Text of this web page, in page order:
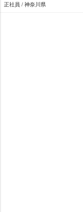
正社員 / 神奈川県